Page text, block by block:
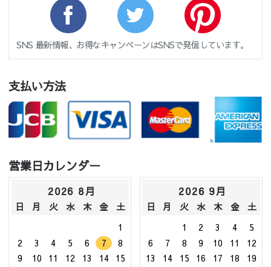
SNS 最新情報、お得なキャンペーンはSNSで発信しています。
支払い方法
営業日カレンダー
2026 8月
日 月 火 水 木 金
土
1
2
3 4 5 6 7
8
9
10 11 12 13 14
15
2026 9月
日 月 火 水 木 金
土
1
2 3 4
5
6
7 8 9 10 11
12
13
14 15 16 17 18
19